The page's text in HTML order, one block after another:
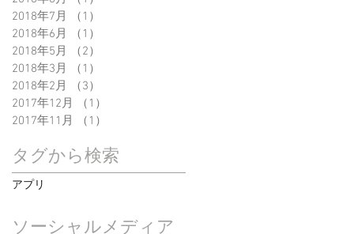
2018年7月
（1）
2018年6月
（1）
2018年5月
（2）
2018年3月
（1）
2018年2月
（3）
2017年12月
（1）
2017年11月
（1）
タグから検索
アプリ
ソーシャルメディア